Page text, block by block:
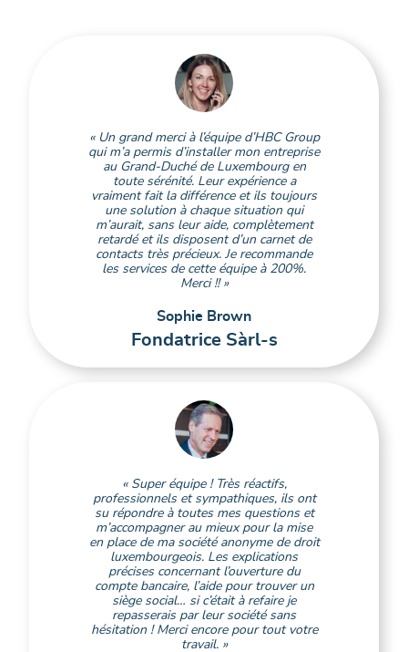
« Un grand merci à l’équipe d’HBC Group
qui m’a permis d’installer mon entreprise
au Grand-Duché de Luxembourg en
toute sérénité. Leur expérience a
vraiment fait la différence et ils toujours
une solution à chaque situation qui
m’aurait, sans leur aide, complètement
retardé et ils disposent d’un carnet de
contacts très précieux. Je recommande
les services de cette équipe à 200%.
Merci !! »
Sophie Brown
Fondatrice Sàrl-s
« Super équipe ! Très réactifs,
professionnels et sympathiques, ils ont
su répondre à toutes mes questions et
m’accompagner au mieux pour la mise
en place de ma société anonyme de droit
luxembourgeois. Les explications
précises concernant l’ouverture du
compte bancaire, l’aide pour trouver un
siège social… si c’était à refaire je
repasserais par leur société sans
hésitation ! Merci encore pour tout votre
travail. »